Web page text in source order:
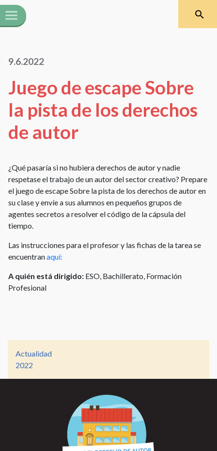
Actualidad
2022
9.6.2022
Juego de escape Sobre
la pista de los derechos
de autor
¿Qué pasaría si no hubiera derechos de autor y nadie
respetase el trabajo de un autor del sector creativo? Prepare
el juego de escape Sobre la pista de los derechos de autor en
su clase y envíe a sus alumnos en pequeños grupos de
agentes secretos a resolver el código de la cápsula del
tiempo.
Las instrucciones para el profesor y las fichas de la tarea se
encuentranaquí:
A quién está dirigido: ESO, Bachillerato, Formación
Profesional